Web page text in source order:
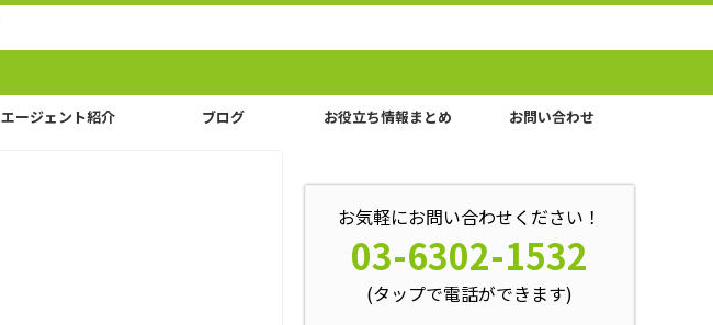
エージェント紹介 ブログ お役立ち情報まとめ お問い合わせ
お気軽にお問い合わせください！
03-6302-1532
(タップで電話ができます)